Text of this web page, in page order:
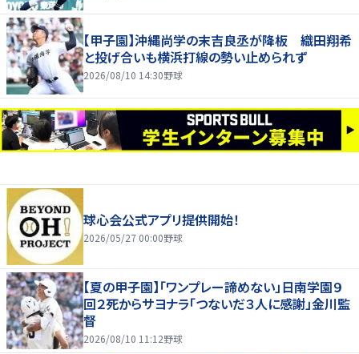
【甲子園】沖縄尚学の末吉良丞が降板 織田翔希
と投げ合いも横浜打線の勢い止められず
2026/08/10 14:30野球
球心会公式アプリ提供開始！
2026/05/27 00:00野球
【夏の甲子園】「ワンプレー諦めない」日南学園９
回２死からサヨナラ「つないだ３人に感謝」金川監
督
2026/08/10 11:12野球